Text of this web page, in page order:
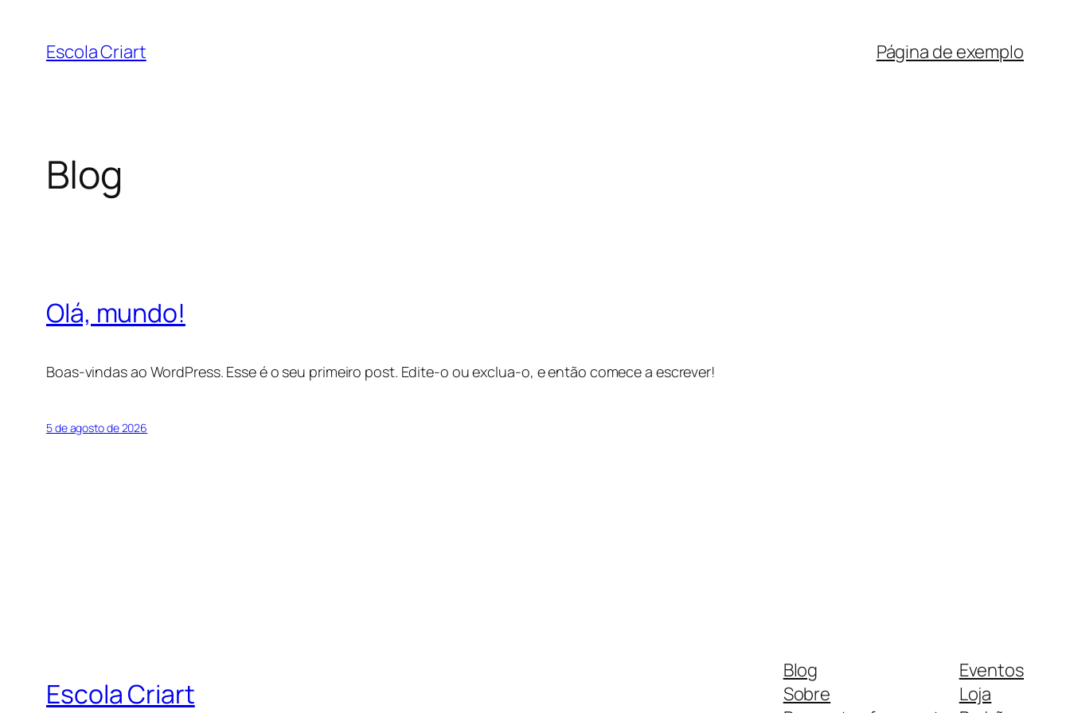
Escola Criart Página de exemplo
Blog
Olá, mundo!
Boas-vindas ao WordPress. Esse é o seu primeiro post. Edite-o ou exclua-o, e então comece a escrever!
5 de agosto de 2026
Escola Criart
Blog
Sobre
Eventos
Loja